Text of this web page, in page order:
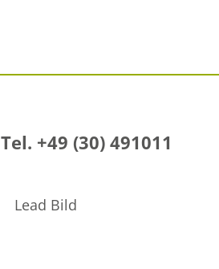
Tel. +49 (30) 491011